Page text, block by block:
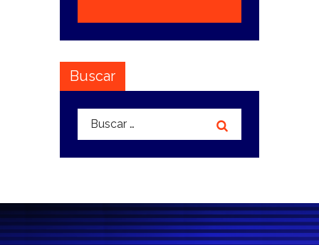
Buscar
Buscar: